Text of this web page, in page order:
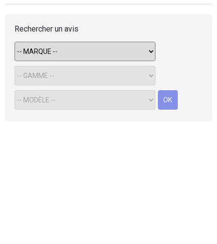
Rechercher un avis
OK